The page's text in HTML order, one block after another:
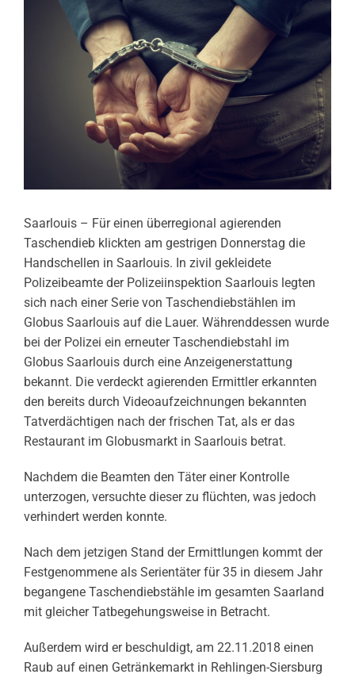
Saarlouis – Für einen überregional agierenden
Taschendieb klickten am gestrigen Donnerstag die
Handschellen in Saarlouis. In zivil gekleidete
Polizeibeamte der Polizeiinspektion Saarlouis legten
sich nach einer Serie von Taschendiebstählen im
Globus Saarlouis auf die Lauer. Währenddessen wurde
bei der Polizei ein erneuter Taschendiebstahl im
Globus Saarlouis durch eine Anzeigenerstattung
bekannt. Die verdeckt agierenden Ermittler erkannten
den bereits durch Videoaufzeichnungen bekannten
Tatverdächtigen nach der frischen Tat, als er das
Restaurant im Globusmarkt in Saarlouis betrat.
Nachdem die Beamten den Täter einer Kontrolle
unterzogen, versuchte dieser zu flüchten, was jedoch
verhindert werden konnte.
Nach dem jetzigen Stand der Ermittlungen kommt der
Festgenommene als Serientäter für 35 in diesem Jahr
begangene Taschendiebstähle im gesamten Saarland
mit gleicher Tatbegehungsweise in Betracht.
Außerdem wird er beschuldigt, am 22.11.2018 einen
Raub auf einen Getränkemarkt in Rehlingen-Siersburg